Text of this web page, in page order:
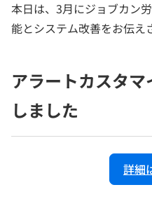
本日は、3月にジョブカン
能とシステム改善をお伝え
アラートカスタ
しました
詳細